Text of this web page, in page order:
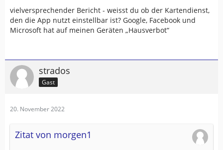
vielversprechender Bericht - weisst du ob der Kartendienst,
den die App nutzt einstellbar ist? Google, Facebook und
Microsoft hat auf meinen Geräten „Hausverbot“
strados
Gast
20. November 2022
Zitat von morgen1